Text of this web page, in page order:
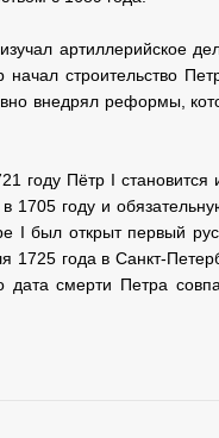
артиллерийское
строительство
внедрял реформы,
году Пётр I становится
1705 году и
I был открыт первый
1725 года в Санкт-
дата смерти Петра